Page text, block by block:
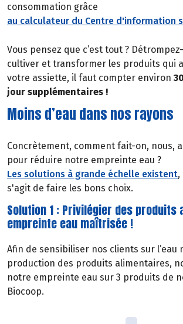
consommation grâce
au calculateur du Centre d'information
Vous pensez que c’est tout ?
cultiver et transformer les produits qui
votre assiette, il faut compter environ
jour supplémentaires !
Moins d’eau dans nos rayons
Concrètement, comment fait-on, nous,
pour réduire notre empreinte eau ?
Les solutions à grande échelle existent,
s'agit de faire les bons choix.
Solution 1 : Privilégier des produits
empreinte eau maîtrisée !
Afin de sensibiliser nos clients sur l’eau
production des produits alimentaires,
notre empreinte eau sur 3 produits de
Biocoop.